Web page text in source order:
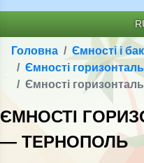
Головна
Ємності і
Ємності
Ємності
ЄМНОСТІ
— ТЕРНОПОЛЬ